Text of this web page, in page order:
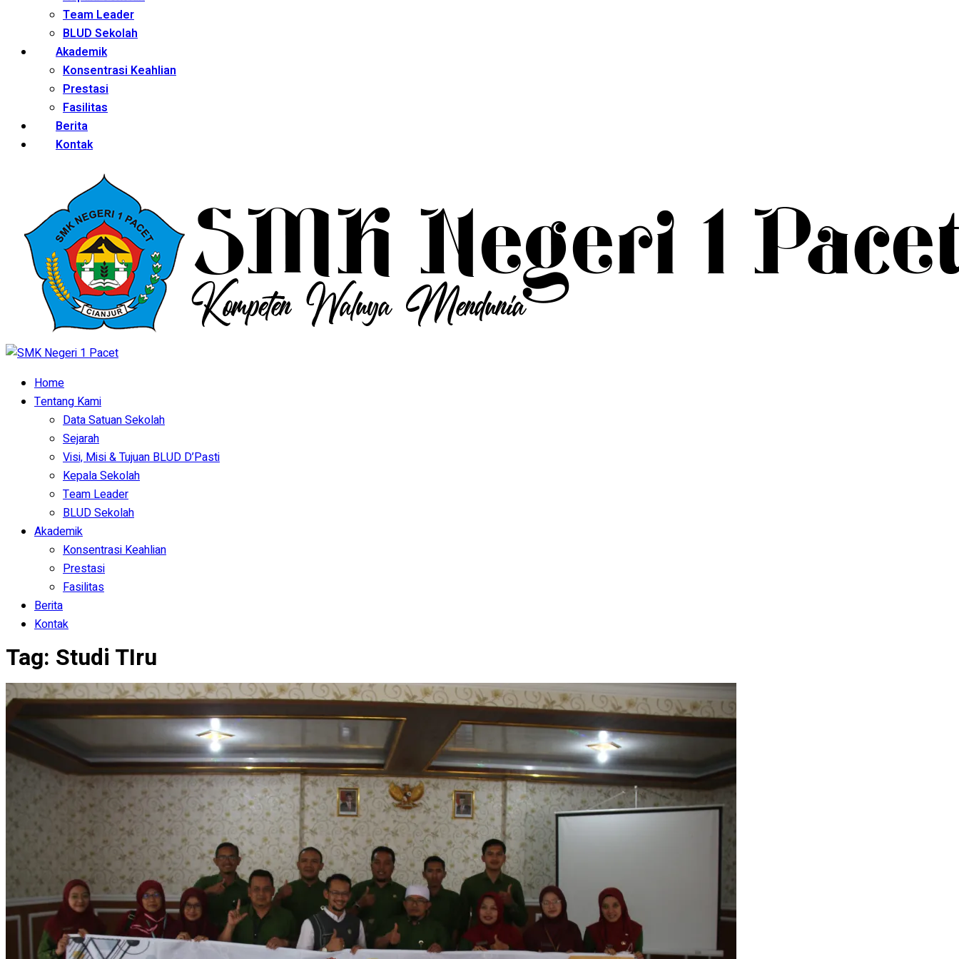
Team Leader
BLUD Sekolah
Akademik
Konsentrasi Keahlian
Prestasi
Fasilitas
Berita
Kontak
Home
Tentang Kami
Data Satuan Sekolah
Sejarah
Visi, Misi & Tujuan BLUD D’Pasti
Kepala Sekolah
Team Leader
BLUD Sekolah
Akademik
Konsentrasi Keahlian
Prestasi
Fasilitas
Berita
Kontak
Tag: Studi TIru